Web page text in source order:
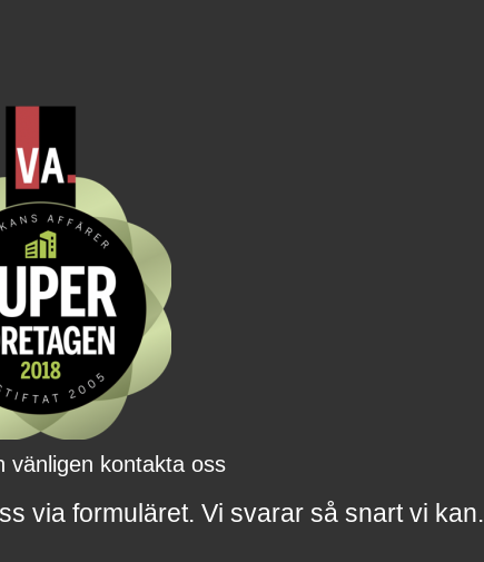
vänligen kontakta oss
via formuläret. Vi svararså snart vi kan.